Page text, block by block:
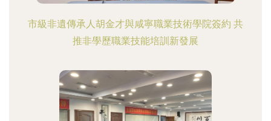
市級非遺傳承人胡金才與咸寧職業技術學院簽約 共
推非學歷職業技能培訓新發展